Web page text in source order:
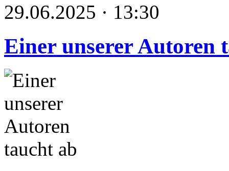
29.06.2025 · 13:30
Einer unserer Autoren